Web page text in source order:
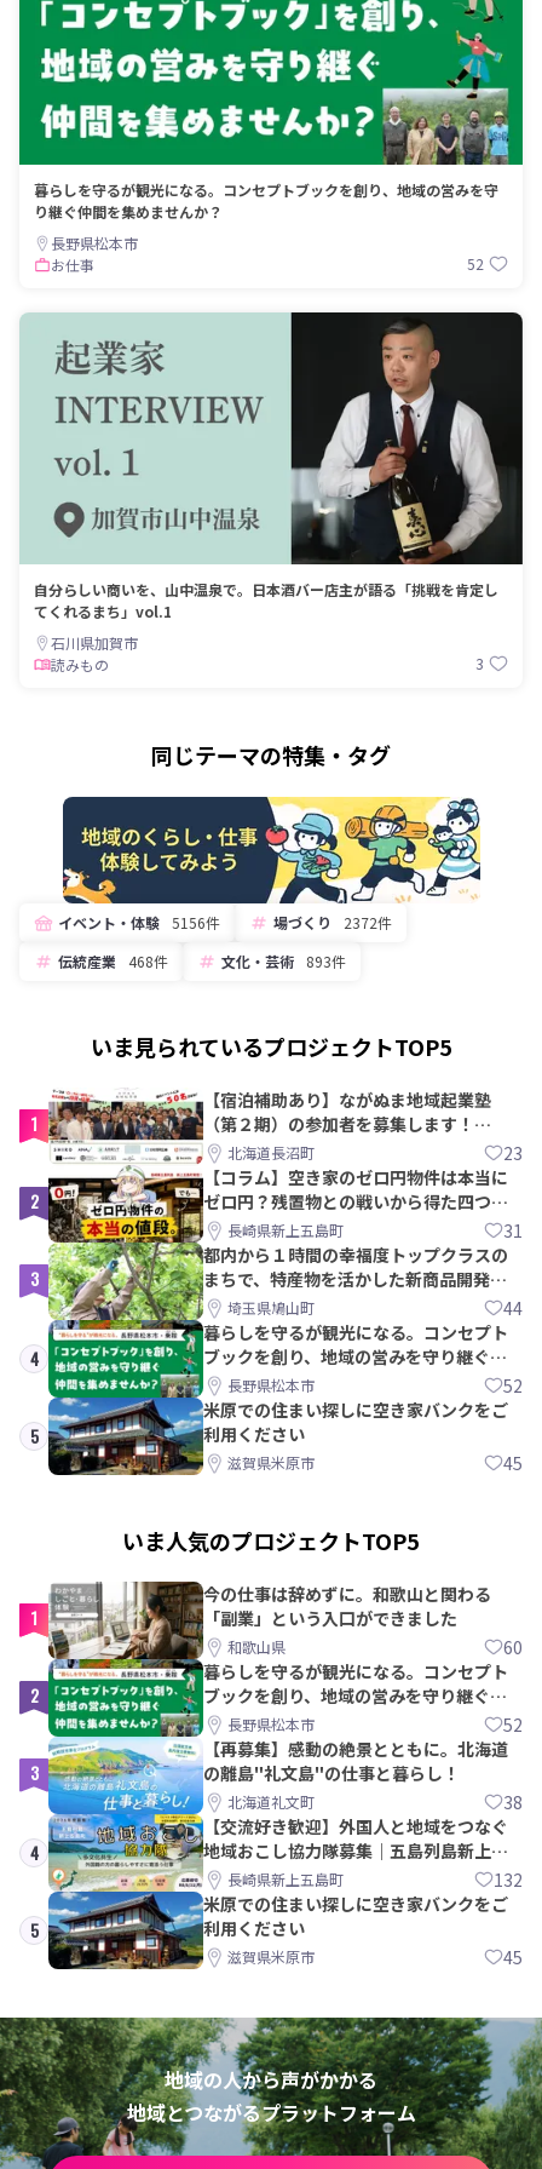
暮らしを守るが観光になる。コンセプトブックを創り、地域の営みを守
り継ぐ仲間を集めませんか？
長野県松本市
お仕事
52
自分らしい商いを、山中温泉で。日本酒バー店主が語る「挑戦を肯定し
てくれるまち」vol.1
石川県加賀市
読みもの
3
同じテーマの特集・タグ
イベント・体験 5156件 場づくり
2372件
伝統産業
468件 文化・芸術 893件
いま見られているプロジェクトTOP5
1
【宿泊補助あり】ながぬま地域起業塾
（第２期）の参加者を募集します！
【8/21〆】
北海道長沼町 23
2
【コラム】空き家のゼロ円物件は本当に
ゼロ円？残置物との戦いから得た四つの
教訓｜新上五島町
長崎県新上五島町 31
3
都内から１時間の幸福度トップクラスの
まちで、特産物を活かした新商品開発＆
PRメンバー募集！
埼玉県鳩山町 44
4
暮らしを守るが観光になる。コンセプト
ブックを創り、地域の営みを守り継ぐ仲
間を集めませんか？
長野県松本市 52
5
米原での住まい探しに空き家バンクをご
利用ください
滋賀県米原市 45
いま人気のプロジェクトTOP5
1
今の仕事は辞めずに。和歌山と関わる
「副業」という入口ができました
和歌山県 60
2
暮らしを守るが観光になる。コンセプト
ブックを創り、地域の営みを守り継ぐ仲
間を集めませんか？
長野県松本市 52
3
【再募集】感動の絶景とともに。北海道
の離島"礼文島"の仕事と暮らし！
北海道礼文町 38
4
【交流好き歓迎】外国人と地域をつなぐ
地域おこし協力隊募集｜五島列島新上五
島町長崎県新上五島町 132
5
米原での住まい探しに空き家バンクをご
利用ください
滋賀県米原市 45
地域の人から声がかかる
地域とつながるプラットフォーム